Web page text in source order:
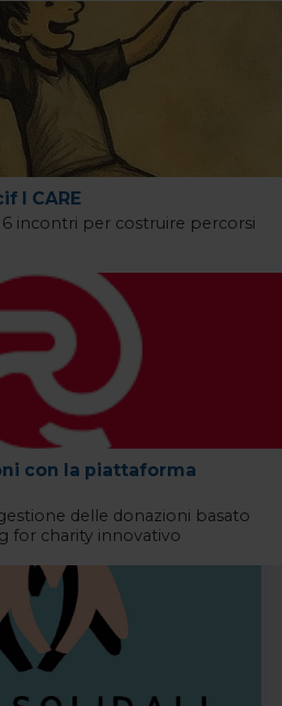
I CARE
incontri per costruire percorsi
con la piattaforma
delle donazioni basato
for charity innovativo